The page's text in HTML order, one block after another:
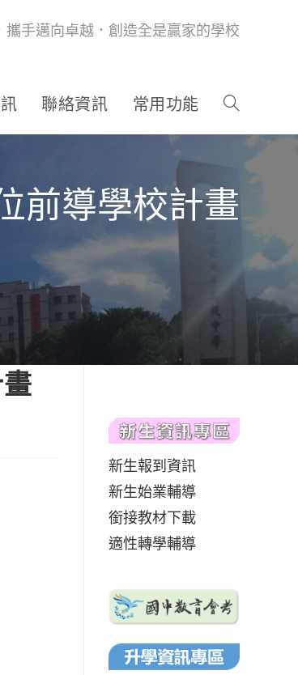
攜手邁向卓越．創造全是贏家的學校
聯絡資訊 常用功能
前導學校計畫
新生報到資訊
新生始業輔導
銜接教材下載
適性轉學輔導